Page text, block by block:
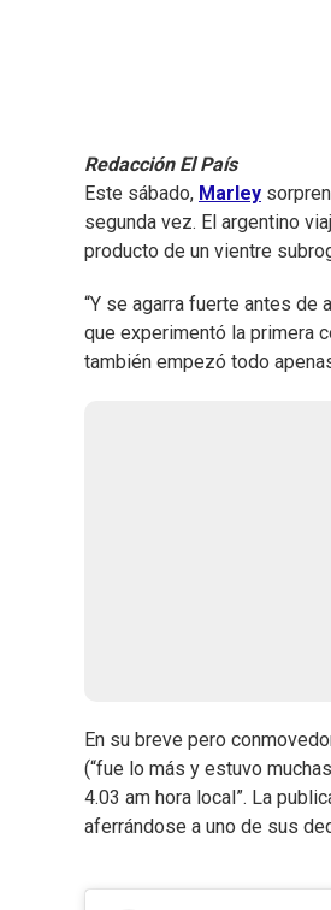
Redacción El País
Este sábado, Marley
segunda vez. El argentino
producto de un vientre
“Y se agarra fuerte antes de
que experimentó la primera
también empezó todo
En su breve pero
(“fue lo más y estuvo
4.03 am hora local”. La
aferrándose a uno de sus